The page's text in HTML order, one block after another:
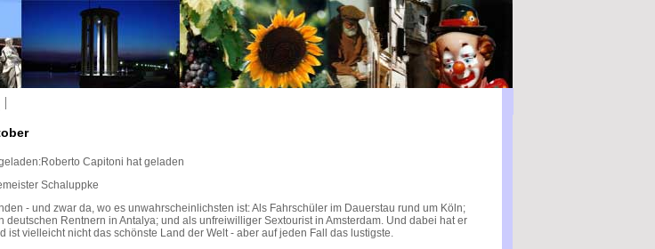
Capitoni hat geladen
Schaluppke
- und zwar da, wo es unwahrscheinlichsten ist: Als Fahrschüler im Dauerstau rund um Köln;
deutschen Rentnern in Antalya; und als unfreiwilliger Sextourist in Amsterdam. Und dabei hat er
ist vielleicht nicht das schönste Land der Welt - aber auf jeden Fall das lustigste.